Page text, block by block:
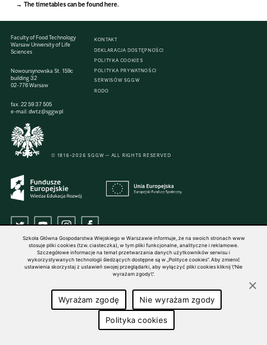
The timetables can be found here.
Faculty of Food Technology
Warsaw University of Life
Sciences
Nowoursynowska St. 159c
building 32
02-776 Warsaw
fax. 22 59 37 505
e-mail:dwtz@sggw.pl
KONTAKT
DEKLARACJA DOSTĘPNOŚCI
POLITYKA COOKIES
POLITYKA PRYWATNOŚCI
SERWISÓW SGGW
RODO
© 1816–2026 SGGW — ALL RIGHTS RESERVED
Szkoła Główna Gospodarstwa Wiejskiego w Warszawie informuje, że na swoich stronach www
stosuje pliki cookies (tzw. ciasteczka), w tym pliki funkcjonalne, analityczne i reklamowe.
Szczegółowe informacje na temat przetwarzania danych użytkowników serwisu i
wykorzystywanych technologii śledzących dostępne są w „Polityce cookies”. Aby zmienić
ustawienia skorzystaj z ustawień swojej przeglądarki, aby wyłączyć pliki cookies kliknij \"Nie
wyrażam zgody\".
Wyrażam zgodę Nie wyrażam zgody
Polityka cookies